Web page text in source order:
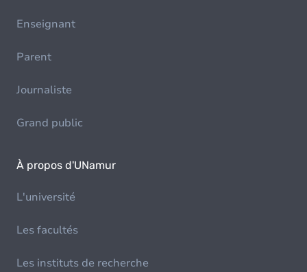
Enseignant
Parent
Journaliste
Grand public
À propos d'UNamur
L'université
Les facultés
Les instituts de recherche